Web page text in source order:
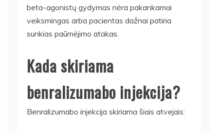
beta-agonistų gydymas nėra pakankamai
veiksmingas arba pacientas dažnai patiria
sunkias paūmėjimo atakas.
Kada skiriama
benralizumabo injekcija?
Benralizumabo injekcija skiriama šiais atvejais: